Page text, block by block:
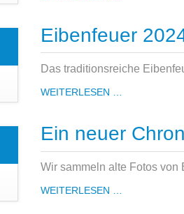
Eibenfeuer
Das traditionsreiche
WEITERLESEN …
Ein neuer
Wir sammeln alte Fotos von
WEITERLESEN …